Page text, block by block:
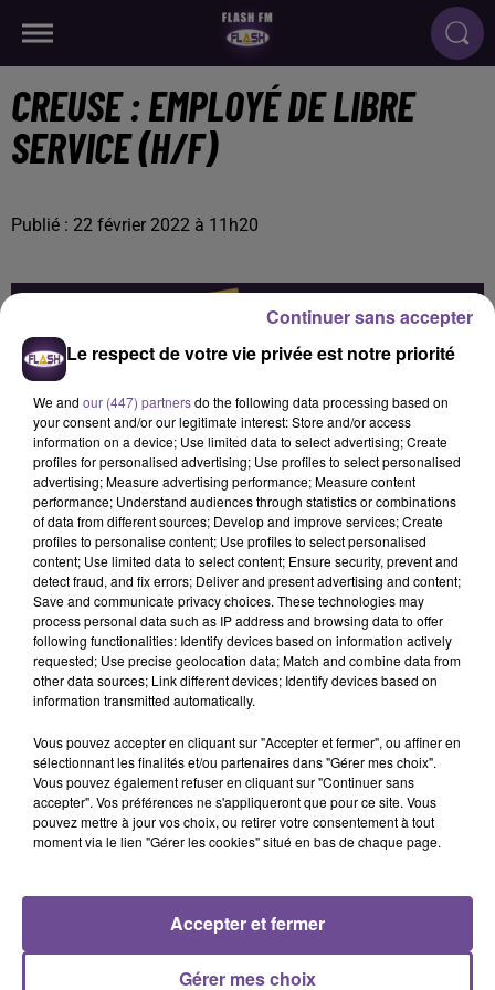
CREUSE : EMPLOYÉ DE LIBRE
SERVICE (H/F)
Publié : 22 février 2022 à 11h20
Ce poste est à pourvoir sur Guéret. Vous aurez pour mission
la tenue de caisse mais aussi approvisionner les rayons en
marchandises (alimentaires et non alimentaires), porter
manuellement des charges et enlever les produits détériorés,
cassés ou périmés. Une première expérience en
encaissement serait appréciée, à minima sur un poste en
grande distribution. Vous pouvez être amené à travailler du
Référence de l’offre Pôle Emploi : 128KLVM
RADIO ACTUS
Le respect de votre vie privée est notre priorité
We and our (447) partnersdo the following data processing based on
your consent and/or our legitimate interest: Store and/or access
information on a device; Use limited data to select advertising; Create
profiles for personalised advertising; Use profiles to select personalised
advertising; Measure advertising performance; Measure content
performance; Understand audiences through statistics or combinations
of data from different sources; Develop and improve services; Create
profiles to personalise content; Use profiles to select personalised
content; Use limited data to select content; Ensure security, prevent and
detect fraud, and fix errors; Deliver and present advertising and content;
Save and communicate privacy choices. These technologies may
process personal data such as IP address and browsing data to offer
following functionalities: Identify devices based on information actively
requested; Use precise geolocation data; Match and combine data from
other data sources; Link different devices; Identify devices based on
information transmitted automatically.
Vous pouvez accepter en cliquant sur "Accepter et fermer", ou affiner en
sélectionnant les finalités et/ou partenaires dans "Gérer mes choix".
Vous pouvez également refuser en cliquant sur "Continuer sans
accepter". Vos préférences ne s'appliqueront que pour ce site. Vous
pouvez mettre à jour vos choix, ou retirer votre consentement à tout
moment via le lien "Gérer les cookies" situé en bas de chaque page.
Gérer mes choix
Accepter et fermer
Continuer sans accepter